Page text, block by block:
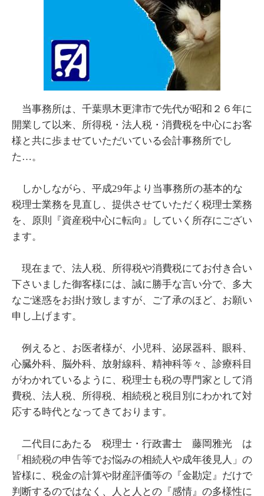
当事務所は、千葉県木更津市で先代が昭和２６年に
開業して以来、所得税・法人税・消費税を中心にお客
様と共に歩ませていただいている会計事務所でし
た…。
しかしながら、平成29年より当事務所の基本的な
税理士業務を見直し、提供させていただく税理士業務
を、原則『資産税中心に転向』していく所存にござい
ます。
現在まで、法人税、所得税や消費税にてお付き合い
下さいました御客様には、誠に勝手な言い分で、多大
なご迷惑をお掛け致しますが、ご了承のほど、お願い
申し上げます。
例えると、お医者様が、小児科、泌尿器科、眼科、
心臓外科、脳外科、放射線科、精神科等々、診療科目
がわかれているように、税理士も税の専門家として消
費税、法人税、所得税、相続税と税目別にわかれて対
応する時代となってきております。
二代目にあたる 税理士・行政書士 藤岡雅光 は
「相続税の申告等でお悩みの相続人や成年後見人」の
皆様に、税金の計算や財産評価等の『金勘定』だけで
判断するのではなく、人と人との『感情』の多様性に